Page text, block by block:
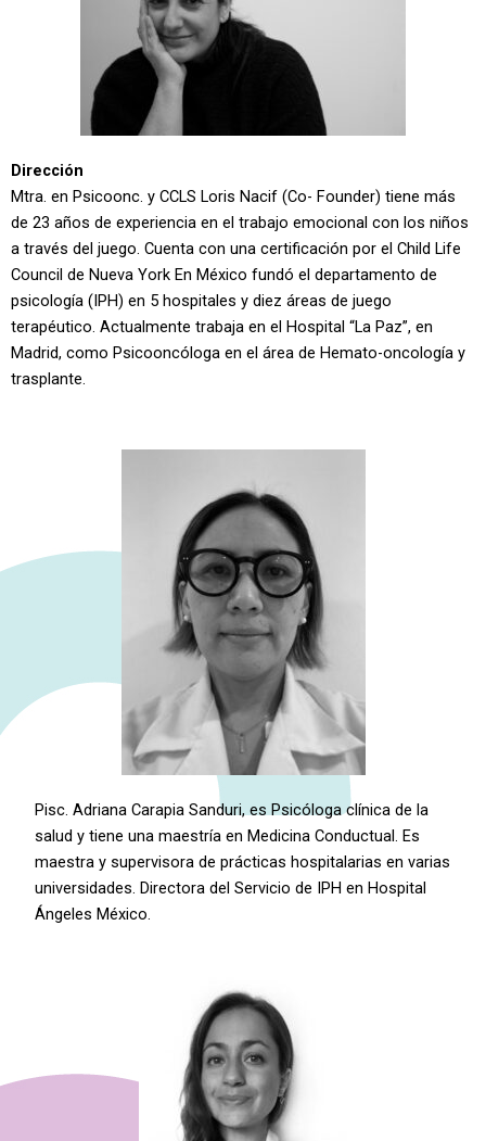
Dirección
Mtra. en Psicoonc. y CCLS Loris Nacif (Co- Founder) tiene más
de 23 años de experiencia en el trabajo emocional con los niños
a través del juego. Cuenta con una certificación por el Child Life
Council de Nueva York En México fundó el departamento de
psicología (IPH) en 5 hospitales y diez áreas de juego
terapéutico. Actualmente trabaja en el Hospital “La Paz”, en
Madrid, como Psicooncóloga en el área de Hemato-oncología y
trasplante.
Pisc. Adriana Carapia Sanduri, es Psicóloga clínica de la
salud y tiene una maestría en Medicina Conductual. Es
maestra y supervisora de prácticas hospitalarias en varias
universidades. Directora del Servicio de IPH en Hospital
Ángeles México.